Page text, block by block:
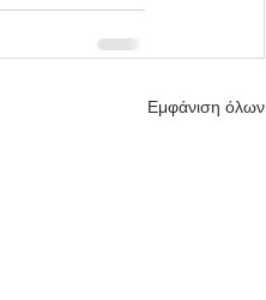
Εμφάνιση όλων